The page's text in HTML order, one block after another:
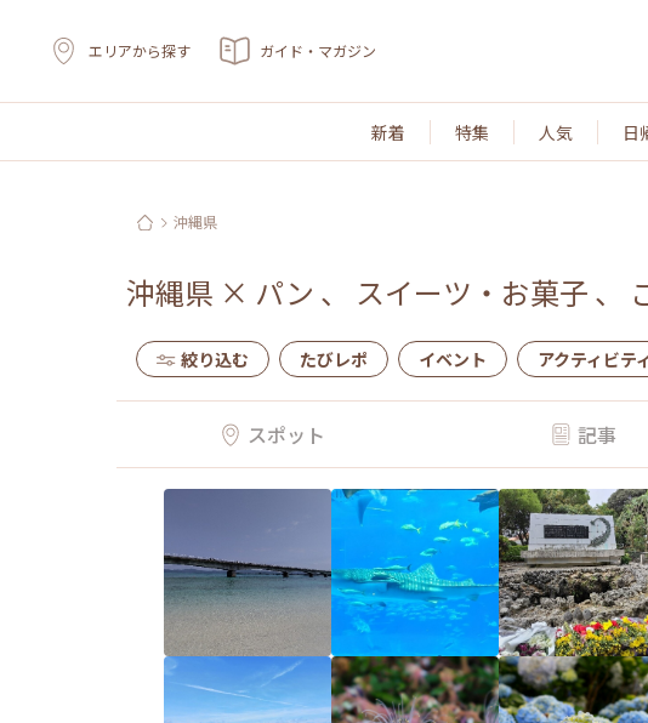
エリアから探す ガイド・マガジン
新着 特集 人気 日
沖縄県
沖縄県 × パン 、 スイーツ・お菓子 、
絞り込む たびレポ イベント アクティビテ
スポット 記事